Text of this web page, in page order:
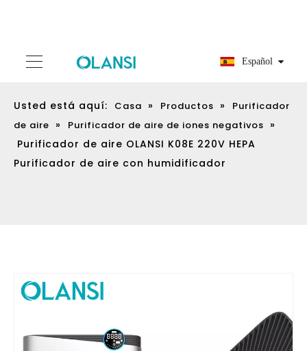
Español
Usted está aquí: Casa » Productos »
Purificador
de aire » Purificador de aire de iones negativos »
Purificador de aire OLANSI K08E 220V HEPA
Purificador de aire con humidificador